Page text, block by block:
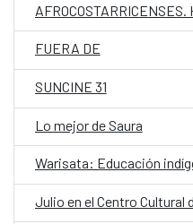
FUERA DE
SUNCINE 31
Lo mejor de Saura
Julio en el Centro Cultural